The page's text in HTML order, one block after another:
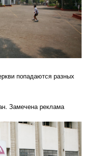
попадаются разных
Замечена реклама